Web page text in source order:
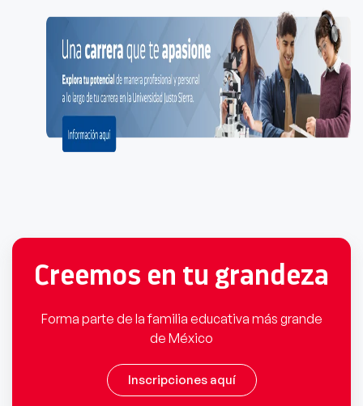
Creemos en tu grandeza
Forma parte de la familia educativa más grande
de México
Inscripciones aquí